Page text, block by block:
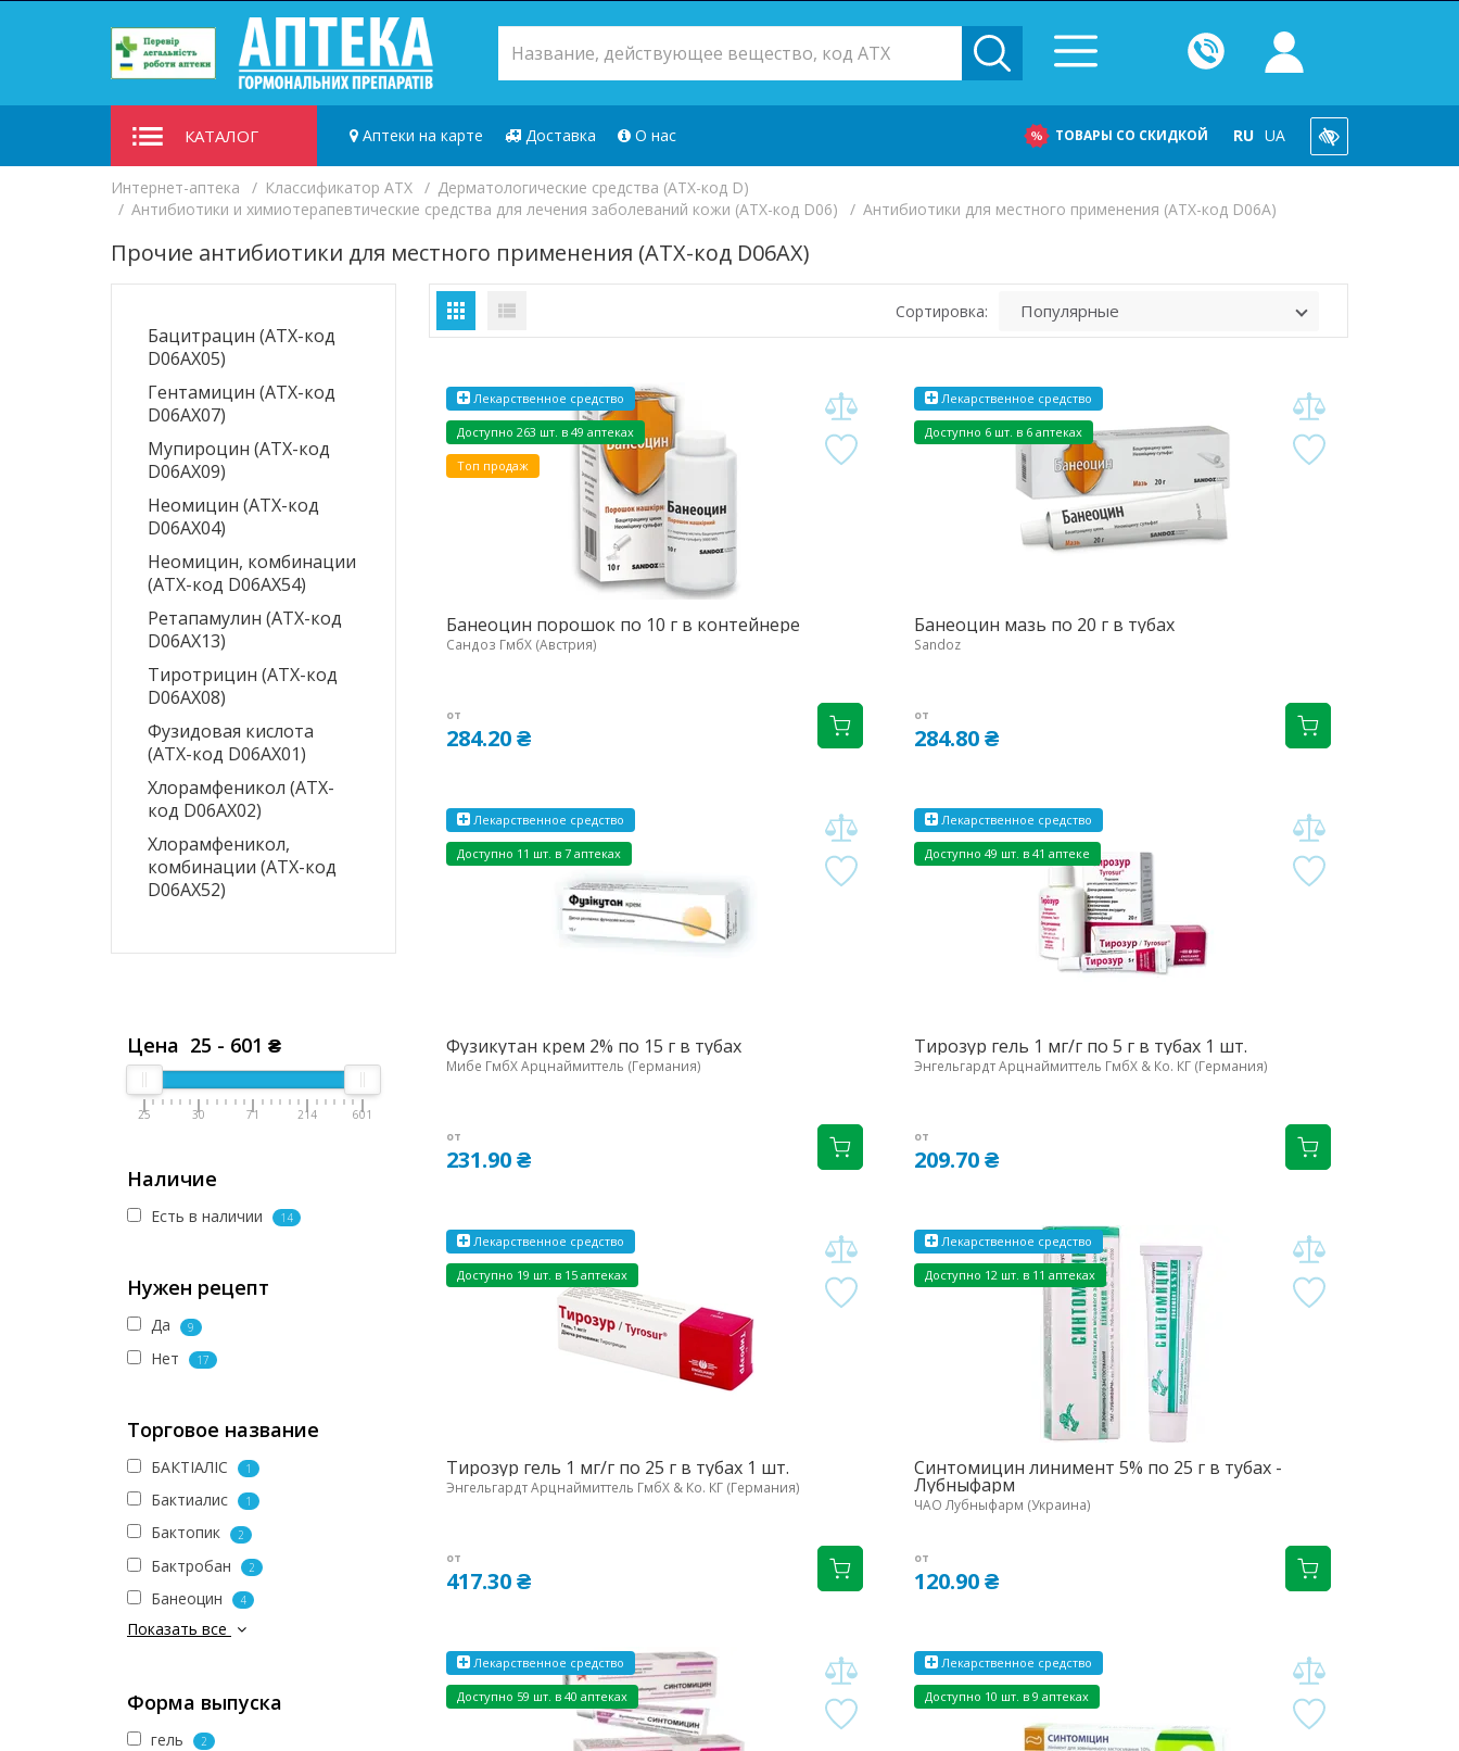
КАТАЛОГ Аптеки на карте Доставка О нас ТОВАРЫ СО СКИДКОЙ RU UA
Интернет-аптека Классификатор ATX
Дерматологические средства (ATX-код D)
Антибиотики и химиотерапевтические средства для лечения заболеваний кожи (ATX-код D06)
Антибиотики для местного применения (ATX-код D06A)
Прочие антибиотики для местного применения (ATX-код D06AX)
Бацитрацин (ATX-код
D06AX05)
Гентамицин (ATX-код
D06AX07)
Мупироцин (ATX-код
D06AX09)
Неомицин (ATX-код
D06AX04)
Неомицин, комбинации
(ATX-код D06AX54)
Ретапамулин (ATX-код
D06AX13)
Тиротрицин (ATX-код
D06AX08)
Фузидовая кислота
(ATX-код D06AX01)
Хлорамфеникол (ATX-
код D06AX02)
Хлорамфеникол,
комбинации (ATX-код
D06AX52)
Цена 25 - 601 ₴
25 30 71 214 601
Наличие
Есть в наличии 14
Нужен рецепт
Да 9
Нет 17
Торговое название
БАКТІАЛІС 1
Бактиалис 1
Бактопик 2
Бактробан 2
Банеоцин 4
Показать все
Форма выпуска
гель 2
Сортировка:
Лекарственное средство
Доступно 263 шт. в 49 аптеках
Топ продаж
Банеоцин порошок по 10 г в контейнере
Сандоз ГмбХ (Австрия)
от
284.20 ₴
Лекарственное средство
Доступно 6 шт. в 6 аптеках
Банеоцин мазь по 20 г в тубах
Sandoz
от
284.80 ₴
Лекарственное средство
Доступно 11 шт. в 7 аптеках
Фузикутан крем 2% по 15 г в тубах
Мибе ГмбХ Арцнаймиттель (Германия)
от
231.90 ₴
Лекарственное средство
Доступно 49 шт. в 41 аптеке
Тирозур гель 1 мг/г по 5 г в тубах 1 шт.
Энгельгардт Арцнаймиттель ГмбХ & Ко. КГ (Германия)
от
209.70 ₴
Лекарственное средство
Доступно 19 шт. в 15 аптеках
Тирозур гель 1 мг/г по 25 г в тубах 1 шт.
Энгельгардт Арцнаймиттель ГмбХ & Ко. КГ (Германия)
от
417.30 ₴
Лекарственное средство
Доступно 12 шт. в 11 аптеках
Синтомицин линимент 5% по 25 г в тубах -
Лубныфарм
ЧАО Лубныфарм (Украина)
от
120.90 ₴
Лекарственное средство
Доступно 59 шт. в 40 аптеках
Лекарственное средство
Доступно 10 шт. в 9 аптеках